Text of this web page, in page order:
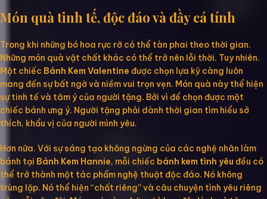
Món quà tinh tế, độc đáo và đầy cá tính
Trong khi những bó hoa rực rỡ có thể tàn phai theo thời gian.
Những món quà vật chất khác có thể trở nên lỗi thời. Tuy nhiên.
Một chiếc Bánh Kem Valentine được chọn lựa kỹ càng luôn
mang đến sự bất ngờ và niềm vui trọn vẹn. Món quà này thể hiện
sự tinh tế và tâm ý của người tặng. Bởi vì để chọn được một
chiếc bánh ưng ý. Người tặng phải dành thời gian tìm hiểu sở
thích, khẩu vị của người mình yêu.
Hơn nữa. Với sự sáng tạo không ngừng của các nghệ nhân làm
bánh tại Bánh Kem Hannie, mỗi chiếc bánh kem tình yêu đều có
thể trở thành một tác phẩm nghệ thuật độc đáo. Nó không
trùng lặp. Nó thể hiện “chất riêng” và câu chuyện tình yêu riêng